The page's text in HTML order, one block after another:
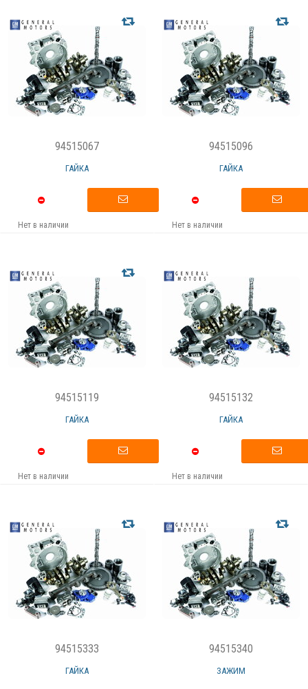
94515067
ГАЙКА
Нет в наличии
94515096
ГАЙКА
Нет в наличии
94515119
ГАЙКА
Нет в наличии
94515132
ГАЙКА
Нет в наличии
94515333
ГАЙКА
94515340
ЗАЖИМ